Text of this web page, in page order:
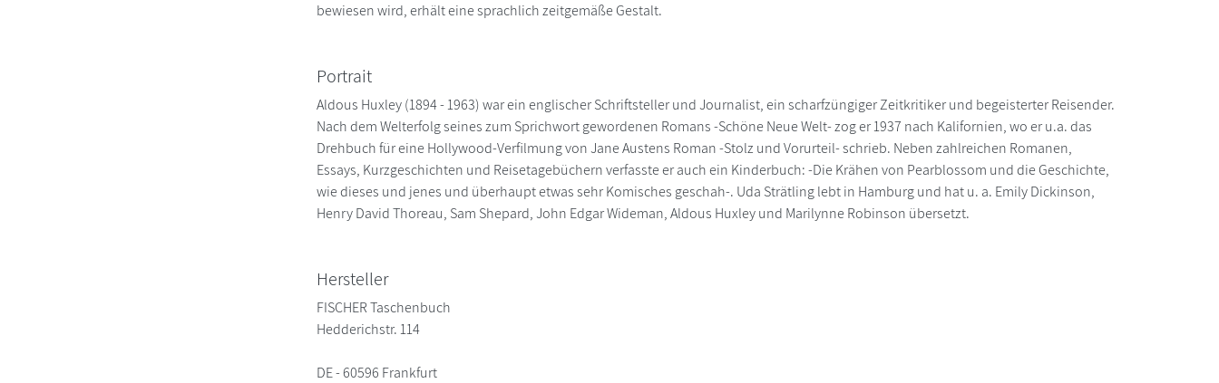
bewiesen wird, erhält eine sprachlich zeitgemäße Gestalt.
Portrait
Aldous Huxley (1894 - 1963) war ein englischer Schriftsteller und Journalist, ein scharfzüngiger Zeitkritiker und begeisterter Reisender.
Nach dem Welterfolg seines zum Sprichwort gewordenen Romans -Schöne Neue Welt- zog er 1937 nach Kalifornien, wo er u.a. das
Drehbuch für eine Hollywood-Verfilmung von Jane Austens Roman -Stolz und Vorurteil- schrieb. Neben zahlreichen Romanen,
Essays, Kurzgeschichten und Reisetagebüchern verfasste er auch ein Kinderbuch: -Die Krähen von Pearblossom und die Geschichte,
wie dieses und jenes und überhaupt etwas sehr Komisches geschah-. Uda Strätling lebt in Hamburg und hat u. a. Emily Dickinson,
Henry David Thoreau, Sam Shepard, John Edgar Wideman, Aldous Huxley und Marilynne Robinson übersetzt.
Hersteller
FISCHER Taschenbuch
Hedderichstr. 114
DE - 60596 Frankfurt